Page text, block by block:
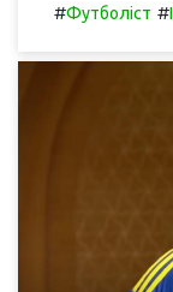
#Футболіст #